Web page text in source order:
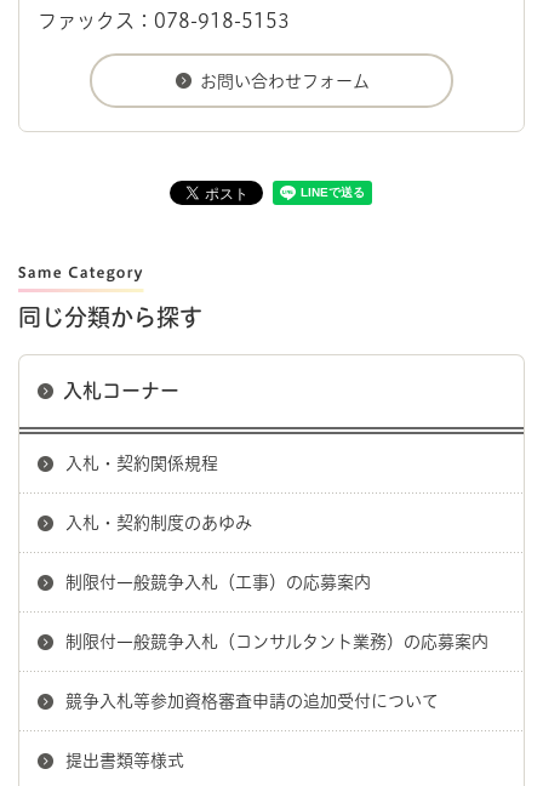
ファックス：078-918-5153
同じ分類から探す
入札コーナー
入札・契約関係規程
入札・契約制度のあゆみ
制限付一般競争入札（工事）の応募案内
制限付一般競争入札（コンサルタント業務）の応募案内
競争入札等参加資格審査申請の追加受付について
提出書類等様式